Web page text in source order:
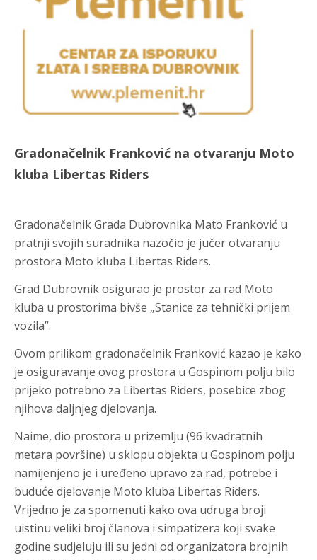
Gradonačelnik Franković na otvaranju Moto
kluba Libertas Riders
Gradonačelnik Grada Dubrovnika Mato Franković u
pratnji svojih suradnika nazočio je jučer otvaranju
prostora Moto kluba Libertas Riders.
Grad Dubrovnik osigurao je prostor za rad Moto
kluba u prostorima bivše „Stanice za tehnički prijem
vozila”.
Ovom prilikom gradonačelnik Franković kazao je kako
je osiguravanje ovog prostora u Gospinom polju bilo
prijeko potrebno za Libertas Riders, posebice zbog
njihova daljnjeg djelovanja.
Naime, dio prostora u prizemlju (96 kvadratnih
metara površine) u sklopu objekta u Gospinom polju
namijenjeno je i uređeno upravo za rad, potrebe i
buduće djelovanje Moto kluba Libertas Riders.
Vrijedno je za spomenuti kako ova udruga broji
uistinu veliki broj članova i simpatizera koji svake
godine sudjeluju ili su jedni od organizatora brojnih